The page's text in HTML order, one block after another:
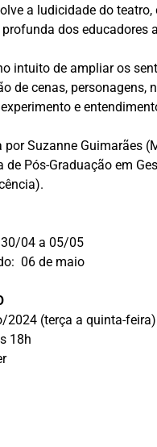
a ludicidade do
dos educadores
intuito de ampliar os
de cenas,
e
Suzanne Guimarães
de Pós-Graduação em
04 a 05/05
06 de maio
2024 (terça a quinta-feira)
18h